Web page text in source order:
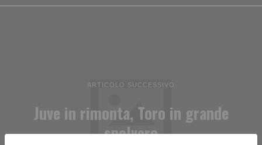
ARTICOLO SUCCESSIVO
Juve in rimonta, Toro in grande
spolvero